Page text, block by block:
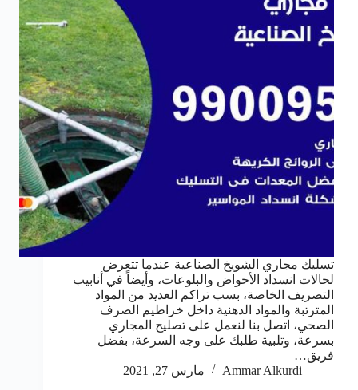
تسليك مجاري الشويخ الصناعية عندما تتعرض
لحالات انسداد الأحواض والبلوعات، وأيضاً في أنابيب
التصريف الخاصة، بسب تراكم العديد من المواد
المترتبة والمواد الدهنية داخل خراطيم الصرف
الصحي، اتصل بنا لنعمل على تصليح المجاري
بسرعة، وتلبية طلبك على وجه السرعة، بفضل
فريق…
Ammar Alkurdi
مارس 27, 2021